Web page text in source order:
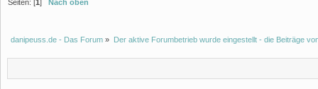
Seiten: [1]Nach oben
danipeuss.de - Das Forum » Der aktive Forumbetrieb wurde eingestellt - die Beiträge